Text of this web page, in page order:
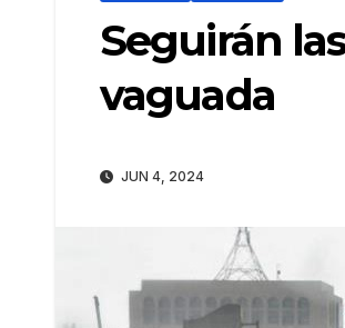
Seguirán
vaguada
JUN 4, 2024